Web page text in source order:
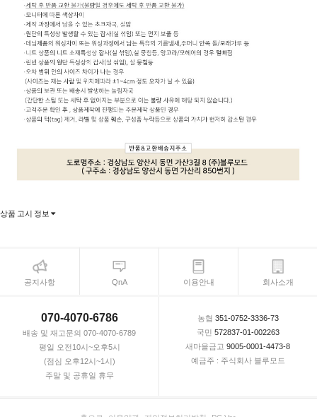
상품 고시 정보
공지사항 QnA 이용안내 회사소개
070-4070-6786
배송 및 재고문의 070-4070-6789
평일 오전10시~오후5시
(점심 오후12시~1시)
주말 및 공휴일 휴무
농협 351-0752-3336-73
국민 572837-01-002263
새마을금고 9005-0001-4473-8
예금주 : 주식회사 블루모드